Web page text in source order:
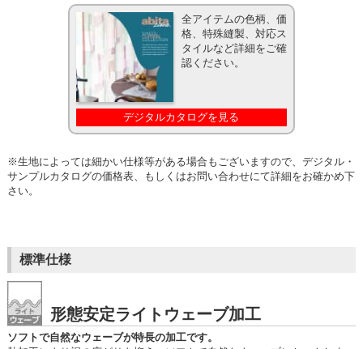
全アイテムの色柄、価
格、特殊縫製、対応ス
タイルなど詳細をご確
認ください。
デジタルカタログを見る
※生地によっては細かい仕様等がある場合もございますので、デジタル・
サンプルカタログの価格表、もしくはお問い合わせにて詳細をお確かめ下
さい。
標準仕様
形態安定ライトウェーブ加工
ソフトで自然なウェーブが特長の加工です。